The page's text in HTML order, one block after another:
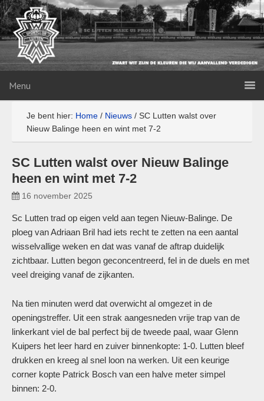
Menu
Je bent hier: Home / Nieuws / SC Lutten walst over
Nieuw Balinge heen en wint met 7-2
SC Lutten walst over Nieuw Balinge
heen en wint met 7-2
16 november 2025
Sc Lutten trad op eigen veld aan tegen Nieuw-Balinge. De
ploeg van Adriaan Bril had iets recht te zetten na een aantal
wisselvallige weken en dat was vanaf de aftrap duidelijk
zichtbaar. Lutten begon geconcentreerd, fel in de duels en met
veel dreiging vanaf de zijkanten.
Na tien minuten werd dat overwicht al omgezet in de
openingstreffer. Uit een strak aangesneden vrije trap van de
linkerkant viel de bal perfect bij de tweede paal, waar Glenn
Kuipers het leer hard en zuiver binnenkopte: 1-0. Lutten bleef
drukken en kreeg al snel loon na werken. Uit een keurige
corner kopte Patrick Bosch van een halve meter simpel
binnen: 2-0.